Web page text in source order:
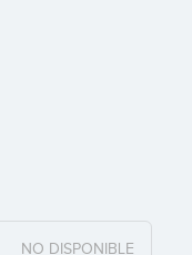
NO DISPONIBLE